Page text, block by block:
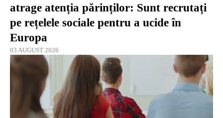
atrage atenția părinților: Sunt recrutați
pe rețelele sociale pentru a ucide în
Europa
03 AUGUST 2026